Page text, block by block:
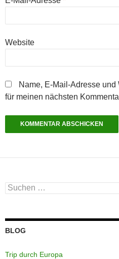
Website
Name, E-Mail-Adresse
für meinen nächsten
Suchen
nach:
BLOG
Trip durch Europa